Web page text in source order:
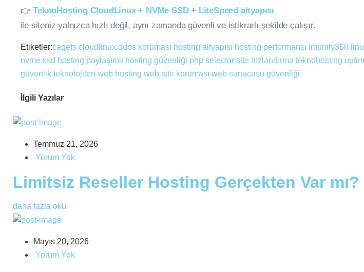
👉TeknoHosting CloudLinux + NVMe SSD + LiteSpeed altyapısı
ile siteniz yalnızca hızlı değil, aynı zamanda güvenli ve istikrarlı şekilde çalışır.
Etiketler:cagefs cloudlinux ddos koruması hosting altyapısı hosting performansı imunify360
nvme ssd hosting paylaşımlı hosting güvenliği php selector site hızlandırma teknohosting
güvenlik teknolojileri web hosting web site koruması web sunucusu güvenliği
İlgili Yazılar
Temmuz 21, 2026
Yorum Yok
Limitsiz Reseller Hosting Gerçekten Var mı?
daha fazla oku
Mayıs 20, 2026
Yorum Yok